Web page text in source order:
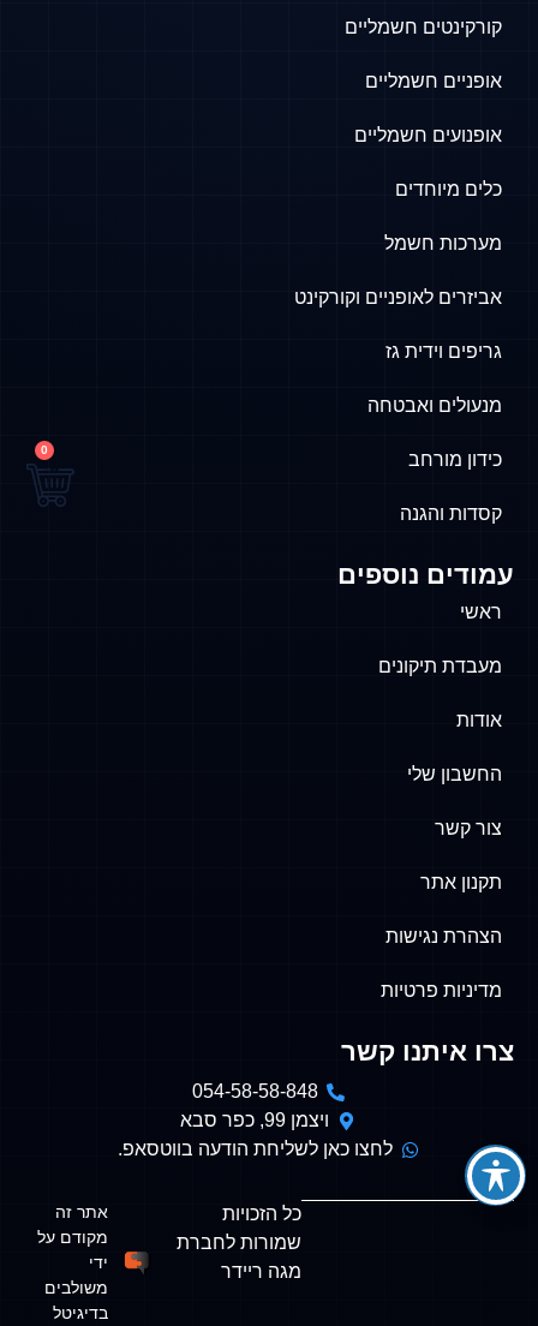
קורקינטים חשמליים
אופניים חשמליים
אופנועים חשמליים
כלים מיוחדים
מערכות חשמל
אביזרים לאופניים וקורקינט
גריפים וידית גז
מנעולים ואבטחה
כידון מורחב
קסדות והגנה
עמודים נוספים
ראשי
מעבדת תיקונים
אודות
החשבון שלי
צור קשר
תקנון אתר
הצהרת נגישות
מדיניות פרטיות
צרו איתנו קשר
054-58-58-848
ויצמן 99, כפר סבא
לחצו כאן לשליחת הודעה בווטסאפ.
0
כל הזכויות
שמורות לחברת
מגה ריידר
אתר זה
מקודם על
ידי
משולבים
בדיגיטל